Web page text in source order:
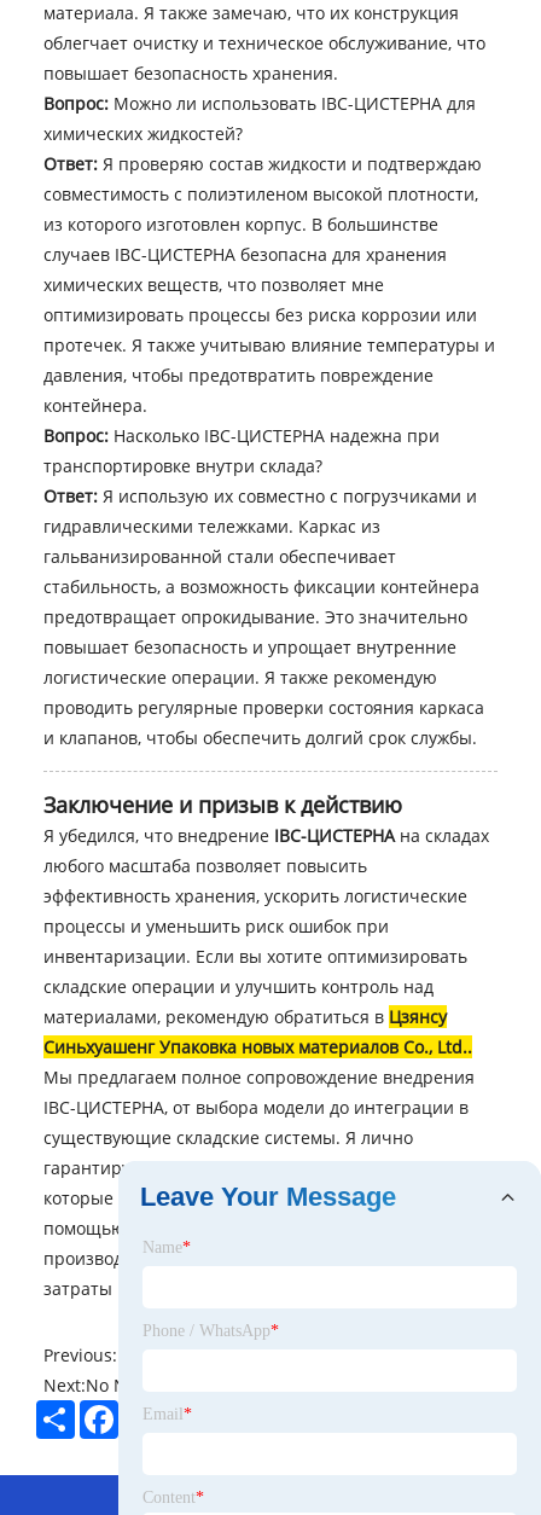
материала. Я также замечаю, что их конструкция
облегчает очистку и техническое обслуживание, что
повышает безопасность хранения.
Вопрос:Можно ли использовать IBC-ЦИСТЕРНА для
химических жидкостей?
Ответ:Я проверяю состав жидкости и подтверждаю
совместимость с полиэтиленом высокой плотности,
из которого изготовлен корпус. В большинстве
случаев IBC-ЦИСТЕРНА безопасна для хранения
химических веществ, что позволяет мне
оптимизировать процессы без риска коррозии или
протечек. Я также учитываю влияние температуры и
давления, чтобы предотвратить повреждение
контейнера.
Вопрос:Насколько IBC-ЦИСТЕРНА надежна при
транспортировке внутри склада?
Ответ:Я использую их совместно с погрузчиками и
гидравлическими тележками. Каркас из
гальванизированной стали обеспечивает
стабильность, а возможность фиксации контейнера
предотвращает опрокидывание. Это значительно
повышает безопасность и упрощает внутренние
логистические операции. Я также рекомендую
проводить регулярные проверки состояния каркаса
и клапанов, чтобы обеспечить долгий срок службы.
Заключение и призыв к действию
Я убедился, что внедрение IBC-ЦИСТЕРНАна складах
любого масштаба позволяет повысить
эффективность хранения, ускорить логистические
процессы и уменьшить риск ошибок при
инвентаризации. Если вы хотите оптимизировать
складские операции и улучшить контроль над
материалами, рекомендую обратиться в Цзянсу
Синьхуашенг Упаковка новых материалов Co., Ltd..
Мы предлагаем полное сопровождение внедрения
IBC-ЦИСТЕРНА, от выбора модели до интеграции в
существующие складские системы. Я лично
гарантирую качество и надежность решений,
которые мы предлагаем. Я уверен, что с нашей
помощью вы сможете значительно повысить
производительность вашего склада и снизить
затраты на управление запасами.
Previous:
Next:No News
ShareFacebook
Twitter
Hot Menu
Leave Your Message
Name*
Phone / WhatsApp*
Email *
Content*